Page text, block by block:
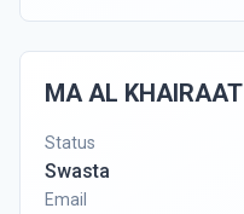
MA AL KHAIRAAT
Status
Swasta
Email